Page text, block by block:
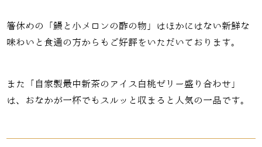
箸休めの「鰻と小メロンの酢の物」はほかにはない新鮮な
味わいと食通の方からもご好評をいただいております。
また「自家製最中新茶のアイス白桃ゼリー盛り合わせ」
は、おなかが一杯でもスルッと収まると人気の一品です。